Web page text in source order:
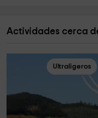
Actividades cerca
Ultraligeros